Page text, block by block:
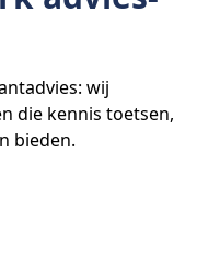
wij
die kennis toetsen,
bieden.